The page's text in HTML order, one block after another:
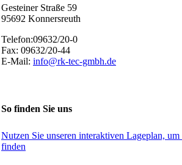
Gesteiner Straße 59
95692 Konnersreuth
Telefon:09632/20-0
Fax: 09632/20-44
E-Mail: info@rk-tec-gmbh.de
So finden Sie uns
Nutzen Sie unseren interaktiven La­ge­plan, um
finden